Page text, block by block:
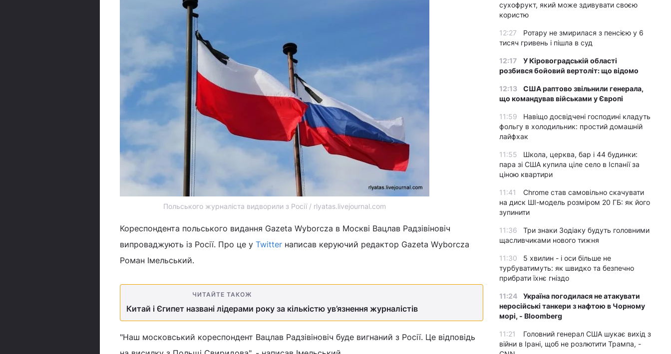
Польського журналіста видворили з Росії / rlyatas.livejournal.com
Кореспондента польського видання Gazeta Wyborcza в Москві Вацлав Радзівіновіч
випроваджують із Росії. Про це у Twitter написав керуючий редактор Gazeta Wyborcza
Роман Імельський.
ЧИТАЙТЕ ТАКОЖ
Китай і Єгипет названі лідерами року за кількістю ув’язнення журналістів
"Наш московський кореспондент Вацлав Радзівіновіч буде вигнаний з Росії. Це відповідь
сухофрукт, який може здивувати своєю
користю
12:27
Ротару не змирилася з пенсією у 6
тисяч гривень і пішла в суд
12:17
У Кіровоградській області
розбився бойовий вертоліт: що відомо
12:13
США раптово звільнили генерала,
що командував військами у Європі
11:59
Навіщо досвідчені господині кладуть
фольгу в холодильник: простий домашній
лайфхак
11:55
Школа, церква, бар і 44 будинки:
пара зі США купила ціле село в Іспанії за
ціною квартири
11:41
Chrome став самовільно скачувати
на диск ШІ-модель розміром 20 ГБ: як його
зупинити
11:36
Три знаки Зодіаку будуть головними
щасливчиками нового тижня
11:30
5 хвилин - і оси більше не
турбуватимуть: як швидко та безпечно
прибрати їхнє гніздо
11:24
Україна погодилася не атакувати
неросійські танкери з нафтою в Чорному
морі, - Bloomberg
11:21
Головний генерал США шукає вихід з
війни в Ірані, щоб не розлютити Трампа, -